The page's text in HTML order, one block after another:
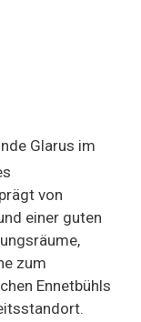
Glarus im
von
einer guten
zum
Ennetbühls